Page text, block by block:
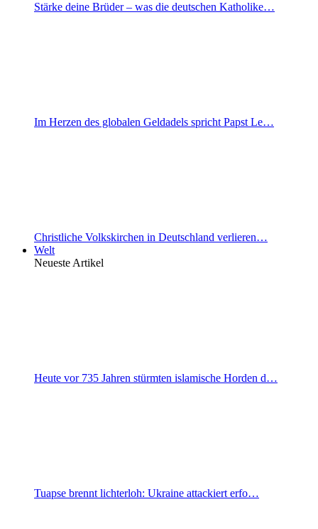
Stärke deine Brüder – was die deutschen Katholike…
Im Herzen des globalen Geldadels spricht Papst Le…
Christliche Volkskirchen in Deutschland verlieren…
Welt
Neueste Artikel
Heute vor 735 Jahren stürmten islamische Horden d…
Tuapse brennt lichterloh: Ukraine attackiert erfo…